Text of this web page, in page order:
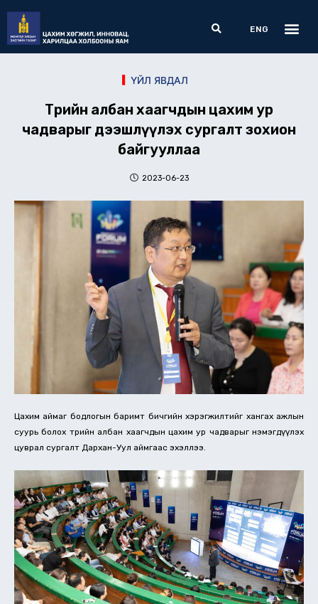
content
Search
ENG
ҮЙЛ ЯВДАЛ
Төрийн албан хаагчдын цахим ур
чадварыг дээшлүүлэх сургалт зохион
байгууллаа
2023-06-23
Цахим аймаг бодлогын баримт бичгийн хэрэгжилтийг хангах ажлын
суурь болох төрийн албан хаагчдын цахим ур чадварыг нэмэгдүүлэх
цуврал сургалт Дархан-Уул аймгаас эхэллээ.